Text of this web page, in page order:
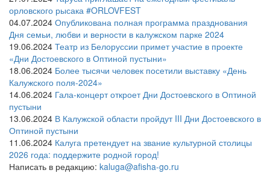
орловского рысака #ORLOVFEST
04.07.2024 Опубликована полная программа празднования
Дня семьи, любви и верности в калужском парке 2024
19.06.2024 Театр из Белоруссии примет участие в проекте
«Дни Достоевского в Оптиной пустыни»
18.06.2024 Более тысячи человек посетили выставку «День
Калужского поля-2024»
14.06.2024 Гала-концерт откроет Дни Достоевского в Оптиной
пустыни
13.06.2024 В Калужской области пройдут III Дни Достоевского в
Оптиной пустыни
11.06.2024 Калуга претендует на звание культурной столицы
2026 года: поддержите родной город!
Написать в редакцию: kaluga@afisha-go.ru